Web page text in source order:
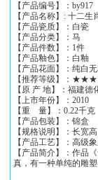
【产品编号】：by917
【产品名称】: 十二生
【产品瓷质】：白瓷
【产品分类】：马
【产品件数】：1件
【产品釉色】：白釉
【产品花面】：纯白
【推荐等级】：
【原 产 地】：福建德
【上市年份】：2010
【重 量】：0.22千克
【产品包装】：锦盒
【规格说明】：长宽
【产品工艺】：高级
【产品简介】：作品
真，有一种单纯的雕塑